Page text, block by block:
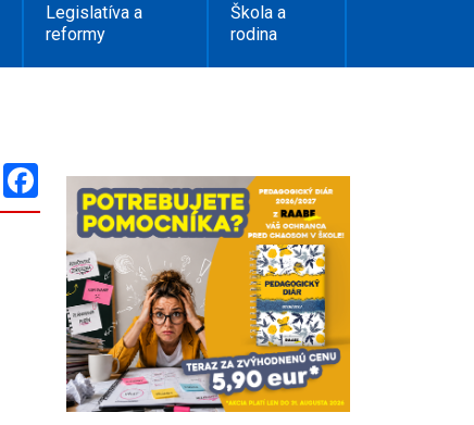
Legislatíva a
reformy
Škola a
rodina
Zdieľaj